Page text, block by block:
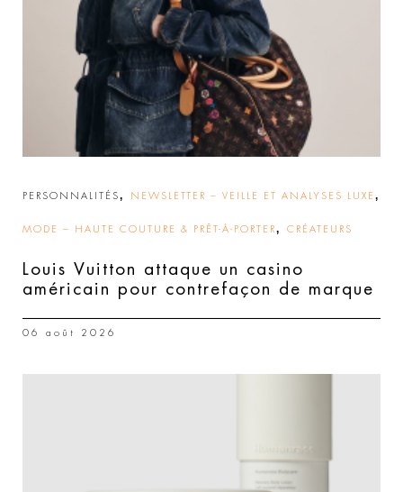
PERSONNALITÉS, NEWSLETTER – VEILLE ET ANALYSES LUXE ,
MODE – HAUTE COUTURE & PRÊT-À-PORTER, CRÉATEURS
Louis Vuitton attaque un casino
américain pour contrefaçon de marque
06 août 2026